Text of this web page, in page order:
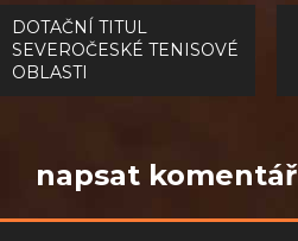
Navigace
pro
příspěvek
DOTAČNÍ TITUL
SEVEROČESKÉ TENISOVÉ
OBLASTI
napsat komentář